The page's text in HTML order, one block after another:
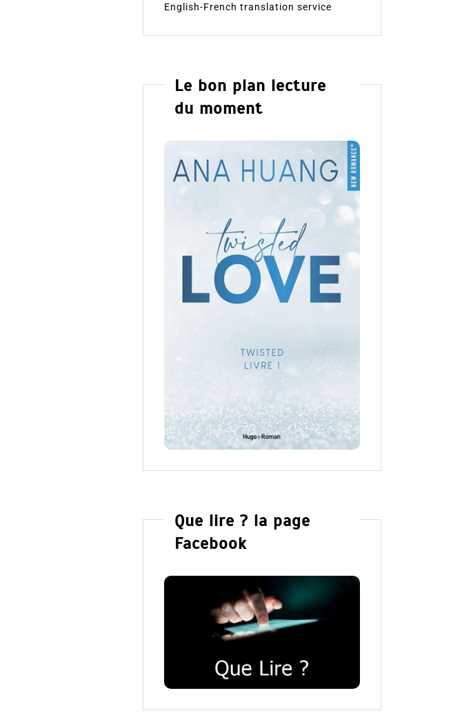
English-French translation service
Le bon plan lecture
du moment
Que lire ? la page
Facebook